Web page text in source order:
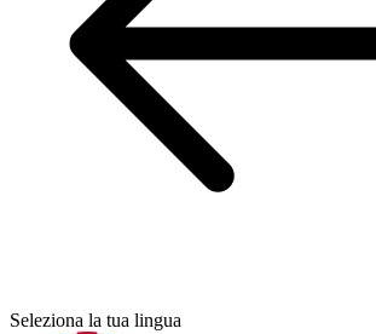
Seleziona la tua lingua